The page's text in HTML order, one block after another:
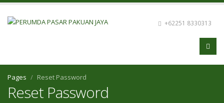
+62251 8330313
Pages Reset Password
Reset Password